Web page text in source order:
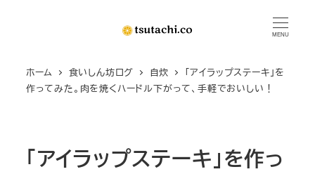
MENU
ホーム 食いしん坊ログ 自炊
「アイラップステーキ」を
作ってみた。肉を焼くハードル下がって、手軽でおいしい！
「アイラップステーキ」を作っ